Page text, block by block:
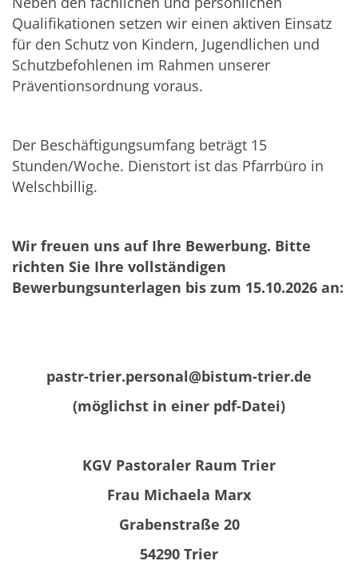
Qualifikationen setzen wir einen aktiven Einsatz
für den Schutz von Kindern, Jugendlichen und
Schutzbefohlenen im Rahmen unserer
Präventionsordnung voraus.
Der Beschäftigungsumfang beträgt 15
Stunden/Woche. Dienstort ist das Pfarrbüro in
Welschbillig.
Wir freuen uns auf Ihre Bewerbung. Bitte
richten Sie Ihre vollständigen
Bewerbungsunterlagen bis zum 15.10.2026 an:
pastr-trier.personal@bistum-trier.de
(möglichst in einer pdf-Datei)
KGV Pastoraler Raum Trier
Frau Michaela Marx
Grabenstraße 20
54290 Trier